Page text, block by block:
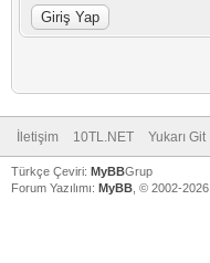
İletişim 10TL.NET Yukarı Git
Türkçe Çeviri: MyBBGrup
Forum Yazılımı: MyBB , © 2002-2026